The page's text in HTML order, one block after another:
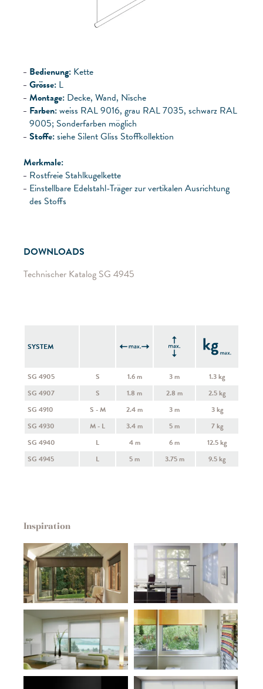
Bedienung: Kette
Grösse: L
Montage: Decke, Wand, Nische
Farben:weiss RAL 9016, grau RAL 7035, schwarz RAL
9005; Sonderfarben möglich
Stoffe:siehe Silent Gliss Stoffkollektion
Merkmale:
Rostfreie Stahlkugelkette
Einstellbare Edelstahl-Träger zur vertikalen Ausrichtung
des Stoffs
DOWNLOADS
Technischer Katalog SG 4945
SYSTEM
SG 4905 S 1.6 m 3 m
1.3 kg
SG 4907
S 1.8 m 2.8 m
2.5 kg
SG 4910
S - M 2.4 m 3 m
3 kg
SG 4930
M - L 3.4 m 5 m
7 kg
SG 4940
L 4 m 6 m
12.5 kg
SG 4945
L 5 m 3.75 m 9.5 kg
Inspiration